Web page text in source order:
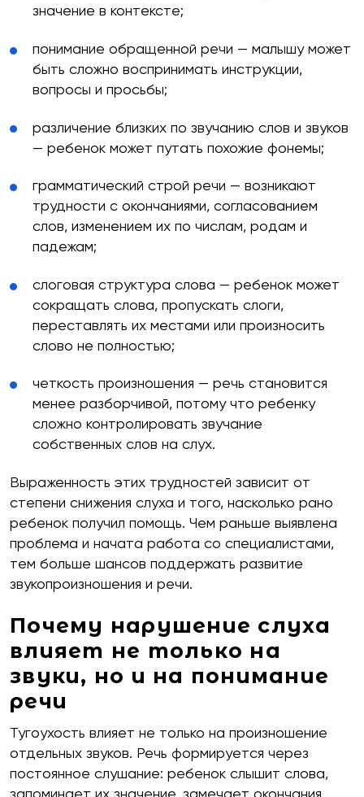
значение в контексте;
понимание обращенной речи — малышу может
быть сложно воспринимать инструкции,
вопросы и просьбы;
различение близких по звучанию слов и звуков
— ребенок может путать похожие фонемы;
грамматический строй речи — возникают
трудности с окончаниями, согласованием
слов, изменением их по числам, родам и
падежам;
слоговая структура слова — ребенок может
сокращать слова, пропускать слоги,
переставлять их местами или произносить
слово не полностью;
четкость произношения — речь становится
менее разборчивой, потому что ребенку
сложно контролировать звучание
собственных слов на слух.
Выраженность этих трудностей зависит от
степени снижения слуха и того, насколько рано
ребенок получил помощь. Чем раньше выявлена
проблема и начата работа со специалистами,
тем больше шансов поддержать развитие
звукопроизношения и речи.
Почему нарушение слуха
влияет не только на
звуки, но и на понимание
речи
Тугоухость влияет не только на произношение
отдельных звуков. Речь формируется через
постоянное слушание: ребенок слышит слова,
запоминает их значение, замечает окончания,